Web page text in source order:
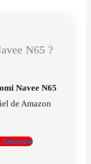
N65 ?
Navee N65
de Amazon